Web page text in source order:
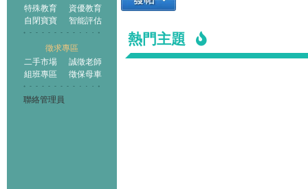
特殊教育
資優教育
自閉寶寶
智能評估
徵求專區
二手市場
誠徵老師
組班專區
徵保母車
聯絡管理員
熱門主題